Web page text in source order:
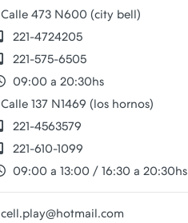
Calle 473 N600 (city bell)
221-4724205
221-575-6505
09:00 a 20:30hs
Calle 137 N1469 (los hornos)
221-4563579
221-610-1099
09:00 a 13:00 / 16:30 a 20:30hs
cell.play@hotmail.com